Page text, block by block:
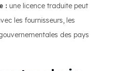
: une licence traduite peut
les fournisseurs, les
des pays